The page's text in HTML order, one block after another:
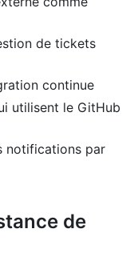
de tickets
continue
utilisent le GitHub
notifications par
de